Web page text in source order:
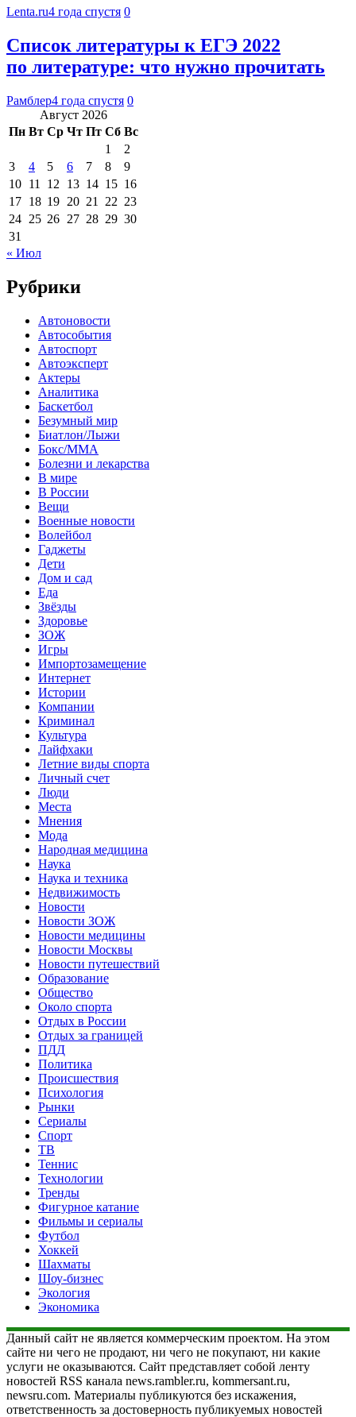
Lenta.ru4 года спустя 0
Список литературы к ЕГЭ 2022
по литературе: что нужно прочитать
Рамблер4 года спустя 0
Август 2026
Пн Вт Ср Чт Пт Сб Вс
1
2
3
4 5 6 7 8
9
10 11 12 13 14 15 16
17 18 19 20 21 22 23
24 25 26 27 28 29 30
31
« Июл
Рубрики
Автоновости
Автособытия
Автоспорт
Автоэксперт
Актеры
Аналитика
Баскетбол
Безумный мир
Биатлон/Лыжи
Бокс/MMA
Болезни и лекарства
В мире
В России
Вещи
Военные новости
Волейбол
Гаджеты
Дети
Дом и сад
Еда
Звёзды
Здоровье
ЗОЖ
Игры
Импортозамещение
Интернет
Истории
Компании
Криминал
Культура
Лайфхаки
Летние виды спорта
Личный счет
Люди
Места
Мнения
Мода
Народная медицина
Наука
Наука и техника
Недвижимость
Новости
Новости ЗОЖ
Новости медицины
Новости Москвы
Новости путешествий
Образование
Общество
Около спорта
Отдых в России
Отдых за границей
ПДД
Политика
Происшествия
Психология
Рынки
Сериалы
Спорт
ТВ
Теннис
Технологии
Тренды
Фигурное катание
Фильмы и сериалы
Футбол
Хоккей
Шахматы
Шоу-бизнес
Экология
Экономика
Данный сайт не является коммерческим проектом. На этом
сайте ни чего не продают, ни чего не покупают, ни какие
услуги не оказываются. Сайт представляет собой ленту
новостей RSS канала news.rambler.ru, kommersant.ru,
newsru.com. Материалы публикуются без искажения,
ответственность за достоверность публикуемых новостей